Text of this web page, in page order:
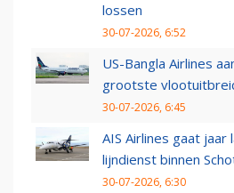
lossen
30-07-2026, 6:52
US-Bangla Airlines
grootste
30-07-2026, 6:45
AIS Airlines gaat
lijndienst binnen
30-07-2026, 6:30